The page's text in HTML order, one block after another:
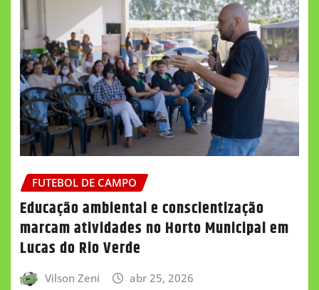
FUTEBOL DE CAMPO
Educação ambiental e conscientização
marcam atividades no Horto Municipal em
Lucas do Rio Verde
Vilson Zeni abr 25, 2026